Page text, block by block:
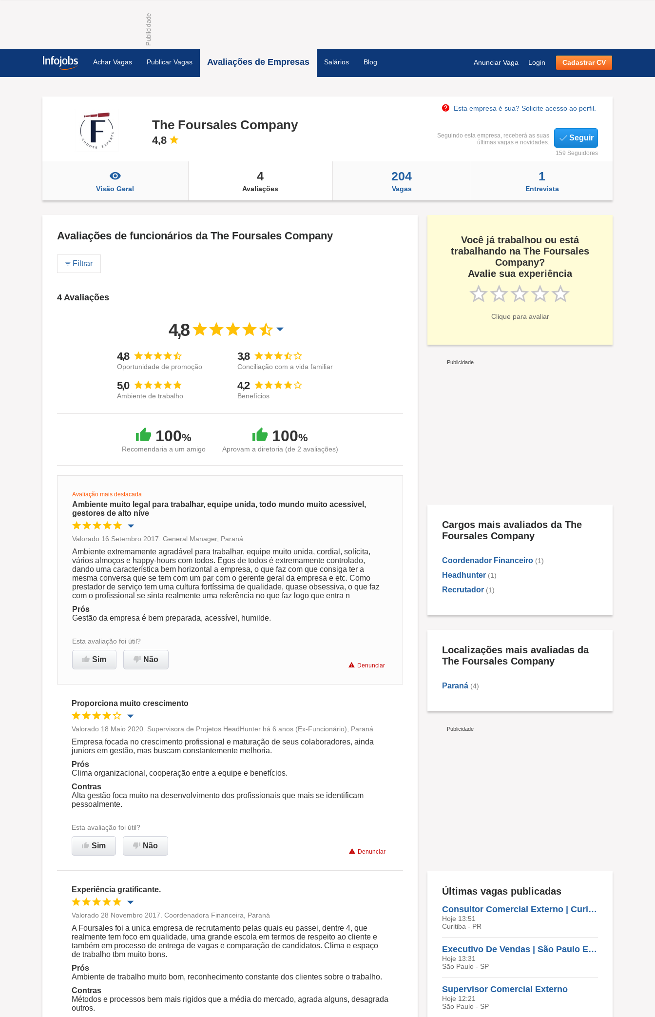
Achar Vagas Publicar Vagas Avaliações de Empresas Salários Blog Anunciar Vaga Login Cadastrar CV
Esta empresa é sua? Solicite acesso ao perfil.
The Foursales Company
4,8
Seguindo esta empresa, receberá as suas
últimas vagas e novidades.
Seguir
159 Seguidores
Visão Geral
4
Avaliações
204
Vagas
1
Entrevista
Avaliações de funcionários da The Foursales Company
Filtrar
4 Avaliações
4,8
4,8
Oportunidade de promoção
3,8
Conciliação com a vida familiar
5,0
Ambiente de trabalho
4,2
Benefícios
100%
Recomendaria a um amigo
100%
Aprovam a diretoria (de 2 avaliações)
Avaliação mais destacada
Ambiente muito legal para trabalhar, equipe unida, todo mundo muito acessível,
gestores de alto níve
Oportunidade de promoção
Ambiente de trabalho
Conciliação com a vida familiar
Benefícios
Recomenda esta empresa
Valorado 16 Setembro 2017. General Manager, Paraná
Ambiente extremamente agradável para trabalhar, equipe muito unida, cordial, solícita,
vários almoços e happy-hours com todos. Egos de todos é extremamente controlado,
dando uma característica bem horizontal a empresa, o que faz com que consiga ter a
mesma conversa que se tem com um par com o gerente geral da empresa e etc. Como
prestador de serviço tem uma cultura fortíssima de qualidade, quase obsessiva, o que faz
com o profissional se sinta realmente uma referência no que faz logo que entra n
Prós
Gestão da empresa é bem preparada, acessível, humilde.
Esta avaliação foi útil?
Sim Não
Denunciar
Proporciona muito crescimento
Oportunidade de promoção
Ambiente de trabalho
Conciliação com a vida familiar
Recomenda esta empresa Recomenda a diretoria
Valorado 18 Maio 2020. Supervisora de Projetos HeadHunter há 6 anos (Ex-Funcionário), Paraná
Empresa focada no crescimento profissional e maturação de seus colaboradores, ainda
juniors em gestão, mas buscam constantemente melhoria.
Prós
Clima organizacional, cooperação entre a equipe e benefícios.
Contras
Alta gestão foca muito na desenvolvimento dos profissionais que mais se identificam
pessoalmente.
Esta avaliação foi útil?
Sim Não
Denunciar
Experiência gratificante.
Oportunidade de promoção
Ambiente de trabalho
Conciliação com a vida familiar
Benefícios
Recomenda esta empresa Recomenda a diretoria
Valorado 28 Novembro 2017. Coordenadora Financeira, Paraná
A Foursales foi a unica empresa de recrutamento pelas quais eu passei, dentre 4, que
realmente tem foco em qualidade, uma grande escola em termos de respeito ao cliente e
também em processo de entrega de vagas e comparação de candidatos. Clima e espaço
de trabalho tbm muito bons.
Prós
Ambiente de trabalho muito bom, reconhecimento constante dos clientes sobre o trabalho.
Contras
Métodos e processos bem mais rigidos que a média do mercado, agrada alguns, desagrada
outros.
Você já trabalhou ou está
trabalhando na The Foursales
Company?
Avalie sua experiência
Clique para avaliar
Cargos mais avaliados da The
Foursales Company
Coordenador Financeiro (1)
Headhunter (1)
Recrutador (1)
Localizações mais avaliadas da
The Foursales Company
Paraná (4)
Últimas vagas publicadas
Consultor Comercial Externo | Curitiba E Região
Hoje 13:51
Curitiba - PR
Executivo De Vendas | São Paulo E Região
Hoje 13:31
São Paulo - SP
Supervisor Comercial Externo
Hoje 12:21
São Paulo - SP